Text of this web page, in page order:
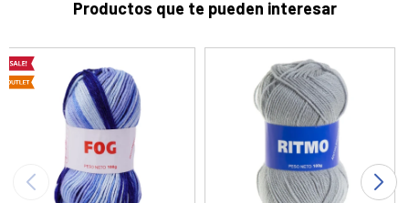
Productos que te pueden interesar